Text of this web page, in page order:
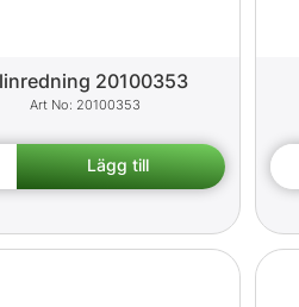
20100353
20100353